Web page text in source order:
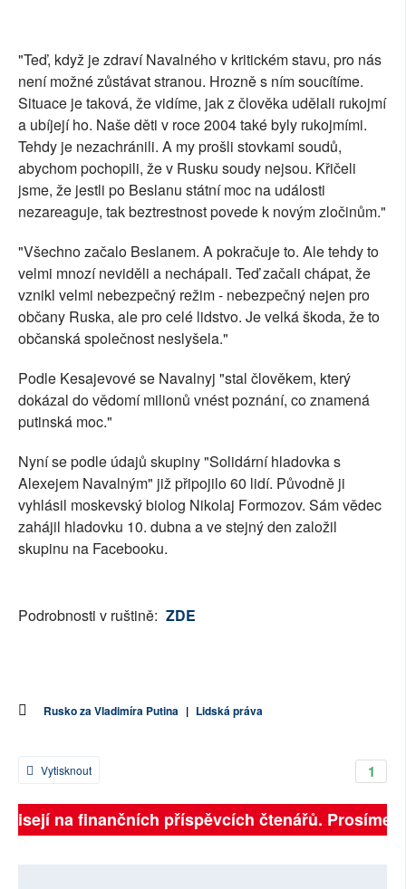
"Teď, když je zdraví Navalného v kritickém stavu, pro nás
není možné zůstávat stranou. Hrozně s ním soucítíme.
Situace je taková, že vidíme, jak z člověka udělali rukojmí
a ubíjejí ho. Naše děti v roce 2004 také byly rukojmími.
Tehdy je nezachránili. A my prošli stovkami soudů,
abychom pochopili, že v Rusku soudy nejsou. Křičeli
jsme, že jestli po Beslanu státní moc na události
nezareaguje, tak beztrestnost povede k novým zločinům."
"Všechno začalo Beslanem. A pokračuje to. Ale tehdy to
velmi mnozí neviděli a nechápali. Teď začali chápat, že
vznikl velmi nebezpečný režim - nebezpečný nejen pro
občany Ruska, ale pro celé lidstvo. Je velká škoda, že to
občanská společnost neslyšela."
Podle Kesajevové se Navalnyj "stal člověkem, který
dokázal do vědomí milionů vnést poznání, co znamená
putinská moc."
Nyní se podle údajů skupiny "Solidární hladovka s
Alexejem Navalným" již připojilo 60 lidí. Původně ji
vyhlásil moskevský biolog Nikolaj Formozov. Sám vědec
zahájil hladovku 10. dubna a ve stejný den založil
skupinu na Facebooku.
Podrobnosti v ruštině: ZDE
Rusko za Vladimíra Putina | Lidská práva
1
Vytisknout
na finančních příspěvcích čtenářů. Prosíme,